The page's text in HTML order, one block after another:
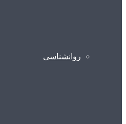
روانشناسی